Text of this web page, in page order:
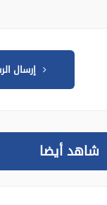
إرسال
شاهد أيضا